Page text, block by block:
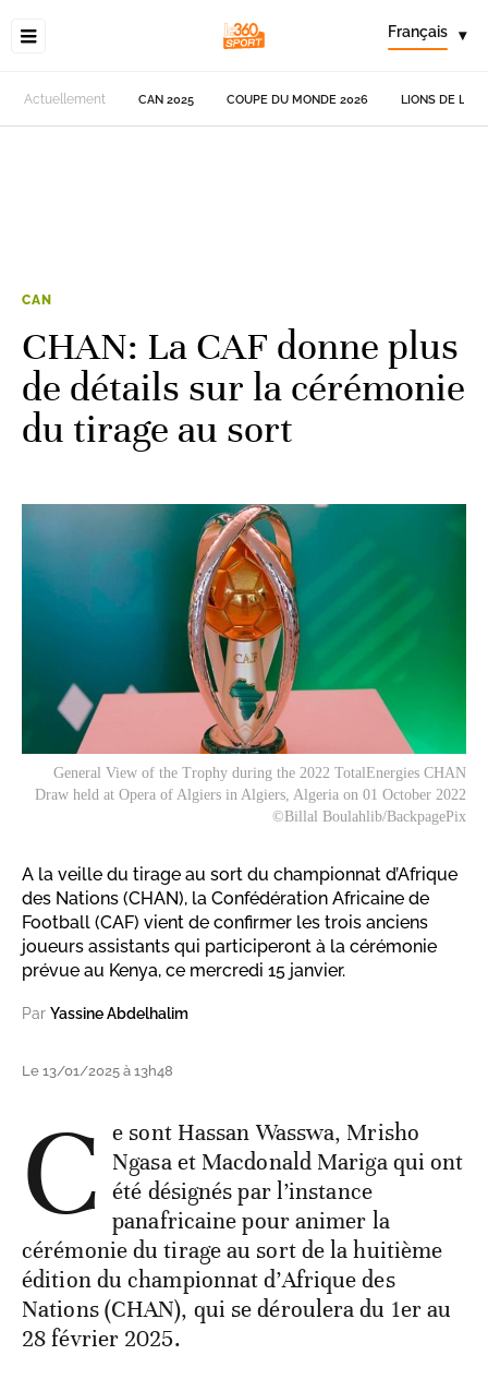
Français ▾
Actuellement CAN 2025 COUPE DU MONDE 2026 LIONS DE
CAN
CHAN: La CAF donne plus
de détails sur la cérémonie
du tirage au sort
General View of the Trophy during the 2022 TotalEnergies CHAN
Draw held at Opera of Algiers in Algiers, Algeria on 01 October 2022
©Billal Boulahlib/BackpagePix
A la veille du tirage au sort du championnat d’Afrique
des Nations (CHAN), la Confédération Africaine de
Football (CAF) vient de confirmer les trois anciens
joueurs assistants qui participeront à la cérémonie
prévue au Kenya, ce mercredi 15 janvier.
Par Yassine Abdelhalim
Le 13/01/2025 à 13h48
C e sont Hassan Wasswa, Mrisho
Ngasa et Macdonald Mariga qui ont
été désignés par l’instance
panafricaine pour animer la
cérémonie du tirage au sort de la huitième
édition du championnat d’Afrique des
Nations (CHAN), qui se déroulera du 1er au
28 février 2025.